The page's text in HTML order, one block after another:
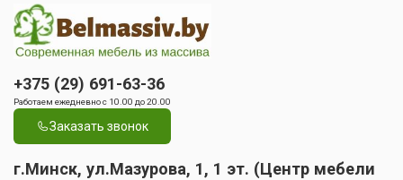
+375 (29) 691-63-36
Работаем ежедневно с 10.00 до 20.00
Заказать звонок
г.Минск, ул.Мазурова, 1, 1 эт. (Центр мебели